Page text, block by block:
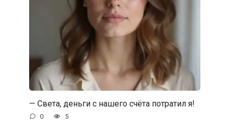
— Света, деньги с нашего счёта потратил я!
0 5